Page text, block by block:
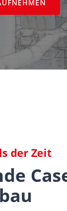
der Zeit